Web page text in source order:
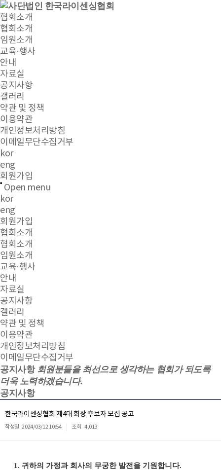
협회소개
협회소개
임원소개
교육·행사
안내
자료실
공지사항
갤러리
약관 및 정책
이용약관
개인정보처리방침
이메일무단수집거부
kor
eng
회원가입
Open menu
kor
eng
회원가입
협회소개
협회소개
임원소개
교육·행사
안내
자료실
공지사항
갤러리
약관 및 정책
이용약관
개인정보처리방침
이메일무단수집거부
공지사항 회원분들을 최선으로 생각하는 협회가 되도록
더욱 노력하겠습니다.
공지사항
한국라이센싱협회 제4대 회장 후보자 모집 공고
작성일 2024/03/12 10:54 조회 4,013
1. 귀하의 가정과 회사의 무궁한 발전을 기원합니다.